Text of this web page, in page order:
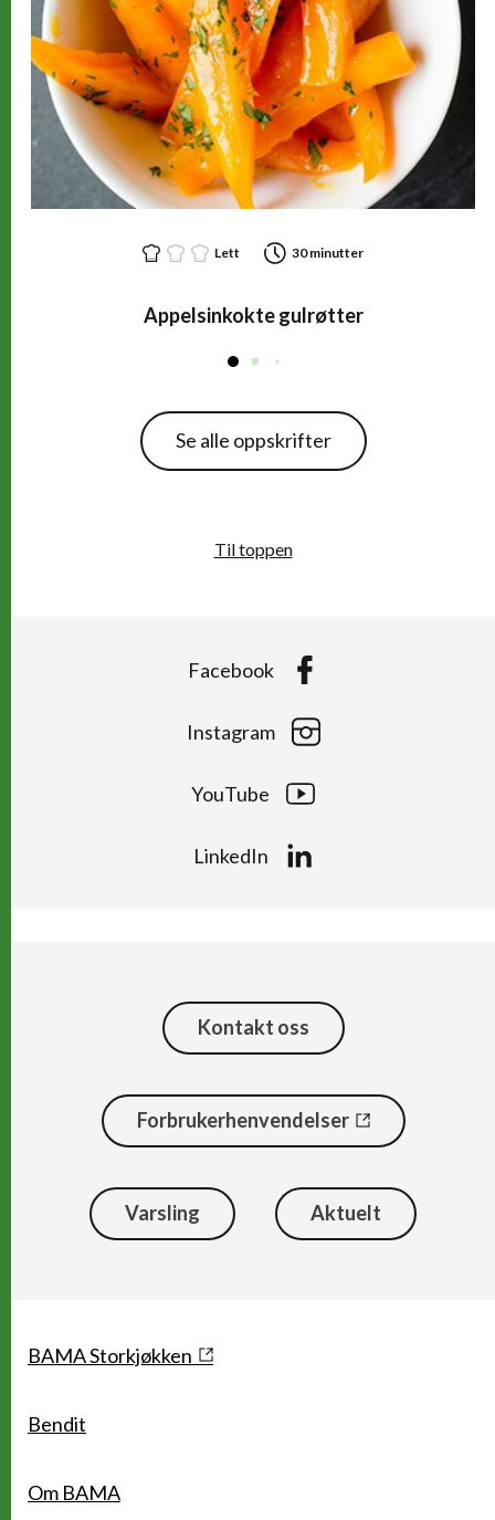
Lett 30 minutter
Appelsinkokte gulrøtter
Se alle oppskrifter
Til toppen
Facebook
Instagram
YouTube
LinkedIn
Kontakt oss
Forbrukerhenvendelser
Varsling Aktuelt
Snarveier
BAMA Storkjøkken
Bendit
Om BAMA